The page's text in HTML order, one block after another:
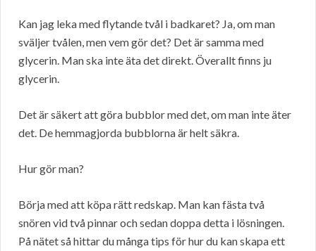
Kan jag leka med flytande tvål i badkaret? Ja, om man
sväljer tvålen, men vem gör det? Det är samma med
glycerin. Man ska inte äta det direkt. Överallt finns ju
glycerin.
Det är säkert att göra bubblor med det, om man inte äter
det. De hemmagjorda bubblorna är helt säkra.
Hur gör man?
Börja med att köpa rätt redskap. Man kan fästa två
snören vid två pinnar och sedan doppa detta i lösningen.
På nätet så hittar du många tips för hur du kan skapa ett